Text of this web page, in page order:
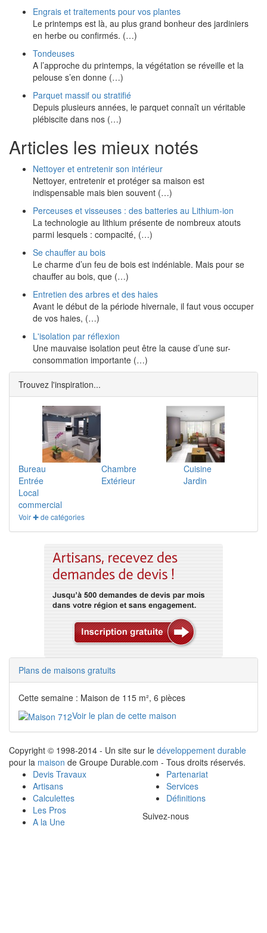
Engrais et traitements pour vos plantes
Le printemps est là, au plus grand bonheur des jardiniers
en herbe ou confirmés. (…)
Tondeuses
A l’approche du printemps, la végétation se réveille et la
pelouse s’en donne (…)
Parquet massif ou stratifié
Depuis plusieurs années, le parquet connaît un véritable
plébiscite dans nos (…)
Articles les mieux notés
Nettoyer et entretenir son intérieur
Nettoyer, entretenir et protéger sa maison est
indispensable mais bien souvent (…)
Perceuses et visseuses : des batteries au Lithium-ion
La technologie au lithium présente de nombreux atouts
parmi lesquels : compacité, (…)
Se chauffer au bois
Le charme d’un feu de bois est indéniable. Mais pour se
chauffer au bois, que (…)
Entretien des arbres et des haies
Avant le début de la période hivernale, il faut vous occuper
de vos haies, (…)
L'isolation par réflexion
Une mauvaise isolation peut être la cause d’une sur-
consommation importante (…)
Trouvez l'inspiration...
Bureau Chambre
Cuisine
Entrée
Extérieur
Jardin
Local
commercial
Voir ✚ de catégories
Plans de maisons gratuits
Cette semaine : Maison de 115 m², 6 pièces
Voir le plan de cette maison
Copyright © 1998-2014 - Un site sur le développement durable
pour la maison de Groupe Durable.com - Tous droits réservés.
Devis Travaux
Artisans
Calculettes
Les Pros
A la Une
Partenariat
Services
Définitions
Suivez-nous